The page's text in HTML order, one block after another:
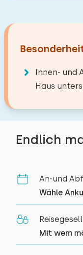
Endlich
An-und
Wähle
Mit wem
Innen- und
Haus